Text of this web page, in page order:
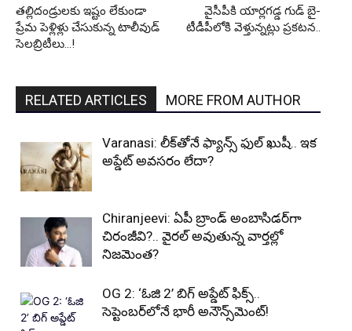
తల్లిదండ్రులకు ఇష్టం లేకుండా
ప్రేమ పెళ్లిళ్లు చేసుకున్న టాలీవుడ్
సెలబ్రిటీలు…!
వైసీపీకి యార్లగడ్డ గుడ్ బై-
టీడీపీలోకి వెళ్తున్నట్లు ప్రకటన..
RELATED ARTICLES MORE FROM AUTHOR
Varanasi: లీక్‌తోనే ఫ్యాన్స్ ఫుల్ ఖుషీ.. ఇక
అప్డేట్ అవసరం లేదా?
Chiranjeevi: ఏపీ బ్రాండ్ అంబాసిడర్‌గా
చిరంజీవి?.. వైరల్ అవుతున్న వార్తల్లో
నిజమెంత?
OG 2: ‘ఓజి 2’ బిగ్ అప్డేట్ ఫిక్స్..
సెప్టెంబర్‌లోనే భారీ అనౌన్స్‌మెంట్!